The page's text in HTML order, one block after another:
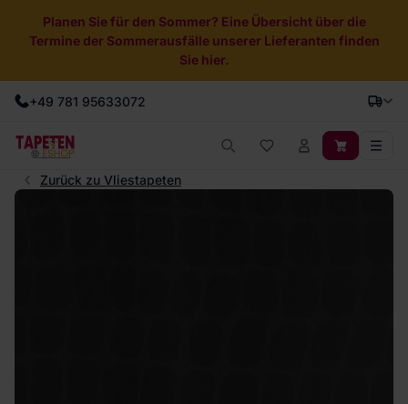
Planen Sie für den Sommer? Eine Übersicht über die
Termine der Sommerausfälle unserer Lieferanten finden
Sie hier.
+49 781 95633072
Zurück zu Vliestapeten